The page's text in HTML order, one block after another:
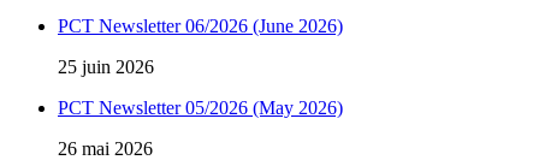
PCT Newsletter 06/2026 (June 2026)
25 juin 2026
PCT Newsletter 05/2026 (May 2026)
26 mai 2026